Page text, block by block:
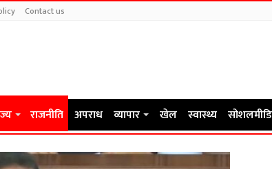
Contact us
राजनीति अपराध व्यापार खेल स्वास्थ्य